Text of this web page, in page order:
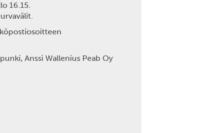
16.15.
Anssi Wallenius Peab Oy